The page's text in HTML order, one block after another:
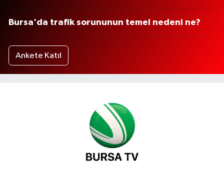
Bursa'da trafik sorununun temel nedeni ne?
Ankete Katıl